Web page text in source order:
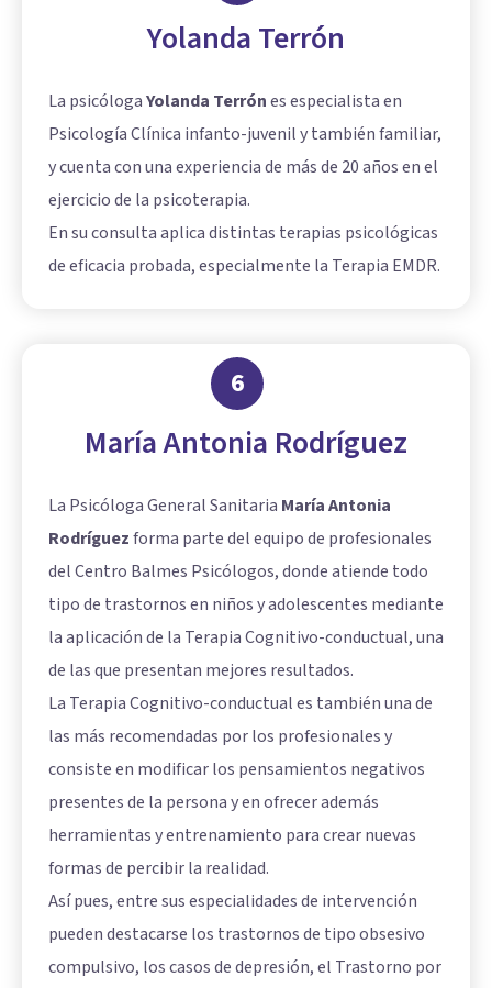
Yolanda Terrón
La psicólogaYolanda Terrónes especialista en
Psicología Clínica infanto-juvenil y también familiar,
y cuenta con una experiencia de más de 20 años en el
ejercicio de la psicoterapia.
En su consulta aplica distintas terapias psicológicas
de eficacia probada, especialmente la Terapia EMDR.
6
María Antonia Rodríguez
La Psicóloga General Sanitaria María Antonia
Rodríguezforma parte del equipo de profesionales
del Centro Balmes Psicólogos, donde atiende todo
tipo de trastornos en niños y adolescentes mediante
la aplicación de la Terapia Cognitivo-conductual, una
de las que presentan mejores resultados.
La Terapia Cognitivo-conductual es también una de
las más recomendadas por los profesionales y
consiste en modificar los pensamientos negativos
presentes de la persona y en ofrecer además
herramientas y entrenamiento para crear nuevas
formas de percibir la realidad.
Así pues, entre sus especialidades de intervención
pueden destacarse los trastornos de tipo obsesivo
compulsivo, los casos de depresión, el Trastorno por